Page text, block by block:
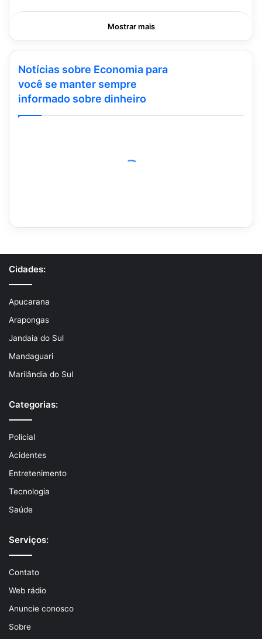
Mostrar mais
Notícias sobre Economia para
você se manter sempre
informado sobre dinheiro
Cidades:
Apucarana
Arapongas
Jandaia do Sul
Mandaguari
Marilândia do Sul
Categorias:
Policial
Acidentes
Entretenimento
Tecnologia
Saúde
Serviços:
Contato
Web rádio
Anuncie conosco
Sobre